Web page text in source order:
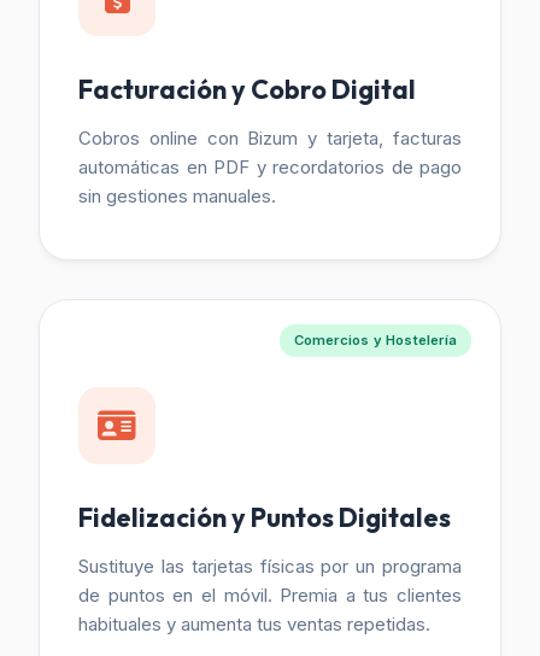
Facturación y Cobro Digital
Cobros online con Bizum y tarjeta, facturas
automáticas en PDF y recordatorios de pago
sin gestiones manuales.
Comercios y Hostelería
Fidelización y Puntos Digitales
Sustituye las tarjetas físicas por un programa
de puntos en el móvil. Premia a tus clientes
habituales y aumenta tus ventas repetidas.